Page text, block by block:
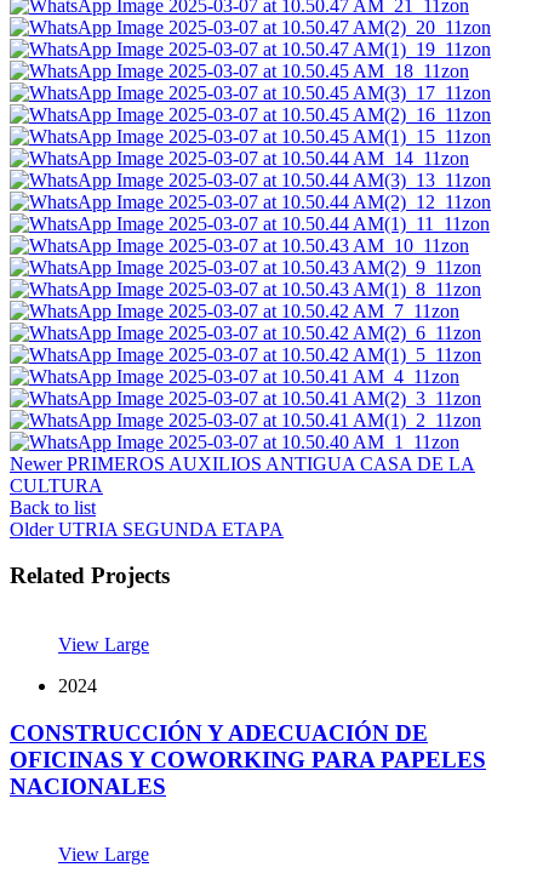
Newer PRIMEROS AUXILIOS ANTIGUA CASA DE LA
CULTURA
Back to list
Older UTRIA SEGUNDA ETAPA
Related Projects
View Large
2024
CONSTRUCCIÓN Y ADECUACIÓN DE
OFICINAS Y COWORKING PARA PAPELES
NACIONALES
View Large